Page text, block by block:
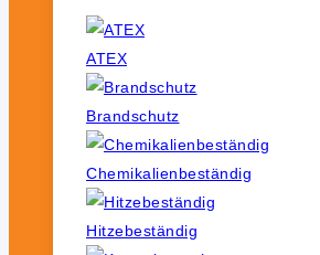
ATEX
Brandschutz
Chemikalienbeständig
Hitzebeständig